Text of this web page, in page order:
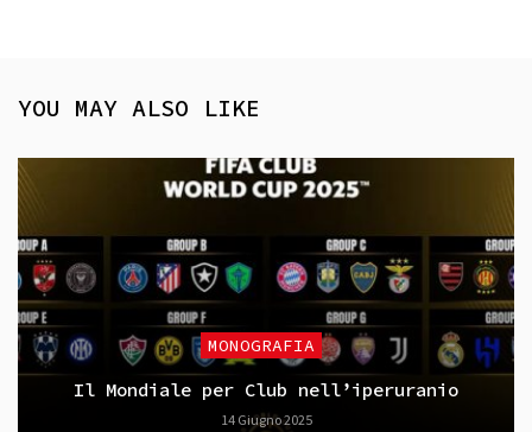
YOU MAY ALSO LIKE
MONOGRAFIA
Il Mondiale per Club nell’iperuranio
14 Giugno 2025